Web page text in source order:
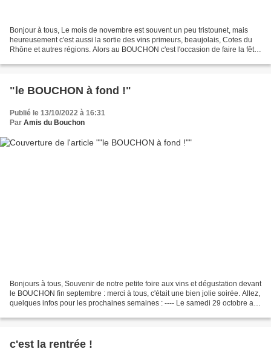
Bonjour à tous, Le mois de novembre est souvent un peu tristounet, mais
heureusement c'est aussi la sortie des vins primeurs, beaujolais, Cotes du
Rhône et autres régions. Alors au BOUCHON c'est l'occasion de faire la fête
"le BOUCHON à fond !"
Publié le 13/10/2022 à 16:31
Par Amis du Bouchon
Bonjours à tous, Souvenir de notre petite foire aux vins et dégustation devant
le BOUCHON fin septembre : merci à tous, c'était une bien jolie soirée. Allez,
quelques infos pour les prochaines semaines : ---- Le samedi 29 octobre au
c'est la rentrée !